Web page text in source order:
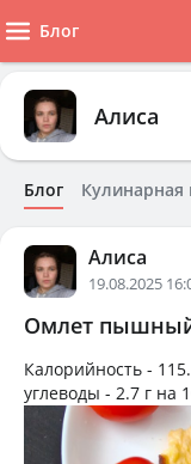
Блог
Алиса
Блог Кулинарная
Алиса
19.08.2025
Омлет
Калорийность -
углеводы - 2.7 г на